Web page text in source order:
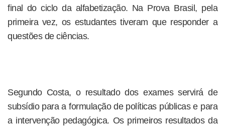
final do ciclo da alfabetização. Na Prova Brasil, pela
primeira vez, os estudantes tiveram que responder a
questões de ciências.
Segundo Costa, o resultado dos exames servirá de
subsídio para a formulação de políticas públicas e para
a intervenção pedagógica. Os primeiros resultados da